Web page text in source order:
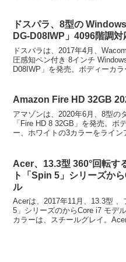
ドスパラ、8型の
DG-D08IWP」4096階調
ドスパラは、2017年4月、
圧感知ペン付き 8インチ
D08IWP」を発売。ボディーカ
Amazon Fire HD 32GB
アマゾンは、2020年6月、8型の
「Fire HD 8 32GB」を発売。ボ
ー、ホワイトの3カラーをライ
Acer、13.3型 360°回転す
ト「Spin 5」シリーズか
ル
Acerは、2017年11月、13.3型
5」シリーズのからCore i7 モデ
カラーは、スチールグレイ。